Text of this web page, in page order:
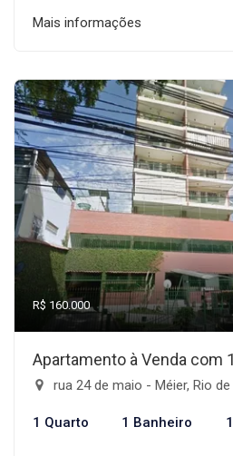
Mais informações
R$ 160.000
Apartamento à Venda com
rua 24 de maio - Méier, Rio
1 Quarto 1 Banheiro